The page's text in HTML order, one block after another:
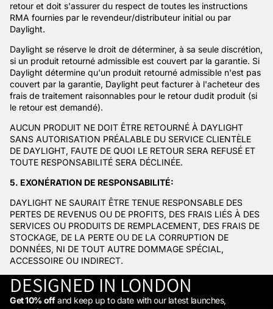
retour et doit s'assurer du respect de toutes les instructions
RMA fournies par le revendeur/distributeur initial ou par
Daylight.
Daylight se réserve le droit de déterminer, à sa seule discrétion,
si un produit retourné admissible est couvert par la garantie. Si
Daylight détermine qu'un produit retourné admissible n'est pas
couvert par la garantie, Daylight peut facturer à l'acheteur des
frais de traitement raisonnables pour le retour dudit produit (si
le retour est demandé).
AUCUN PRODUIT NE DOIT ÊTRE RETOURNÉ À DAYLIGHT
SANS AUTORISATION PRÉALABLE DU SERVICE CLIENTÈLE
DE DAYLIGHT, FAUTE DE QUOI LE RETOUR SERA REFUSÉ ET
TOUTE RESPONSABILITÉ SERA DÉCLINÉE.
5. EXONÉRATION DE RESPONSABILITÉ:
DAYLIGHT NE SAURAIT ÊTRE TENUE RESPONSABLE DES
PERTES DE REVENUS OU DE PROFITS, DES FRAIS LIÉS À DES
SERVICES OU PRODUITS DE REMPLACEMENT, DES FRAIS DE
STOCKAGE, DE LA PERTE OU DE LA CORRUPTION DE
DONNÉES, NI DE TOUT AUTRE DOMMAGE SPÉCIAL,
ACCESSOIRE OU INDIRECT.
DESIGNED IN LONDON
Get 10% offand keep up to date with our latest launches,